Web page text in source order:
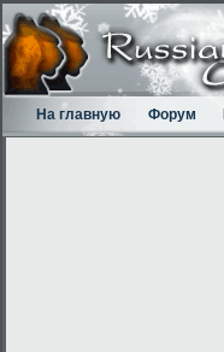
На главную Форум